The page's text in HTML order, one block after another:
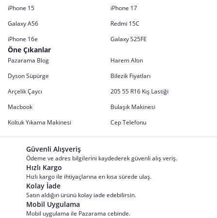
iPhone 15
iPhone 17
Galaxy A56
Redmi 15C
iPhone 16e
Galaxy S25FE
Öne Çıkanlar
Pazarama Blog
Harem Altın
Dyson Süpürge
Bilezik Fiyatları
Arçelik Çaycı
205 55 R16 Kış Lastiği
Macbook
Bulaşık Makinesi
Koltuk Yıkama Makinesi
Cep Telefonu
Güvenli Alışveriş
Ödeme ve adres bilgilerini kaydederek güvenli alış veriş.
Hızlı Kargo
Hızlı kargo ile ihtiyaçlarına en kısa sürede ulaş.
Kolay İade
Satın aldığın ürünü kolay iade edebilirsin.
Mobil Uygulama
Mobil uygulama ile Pazarama cebinde.